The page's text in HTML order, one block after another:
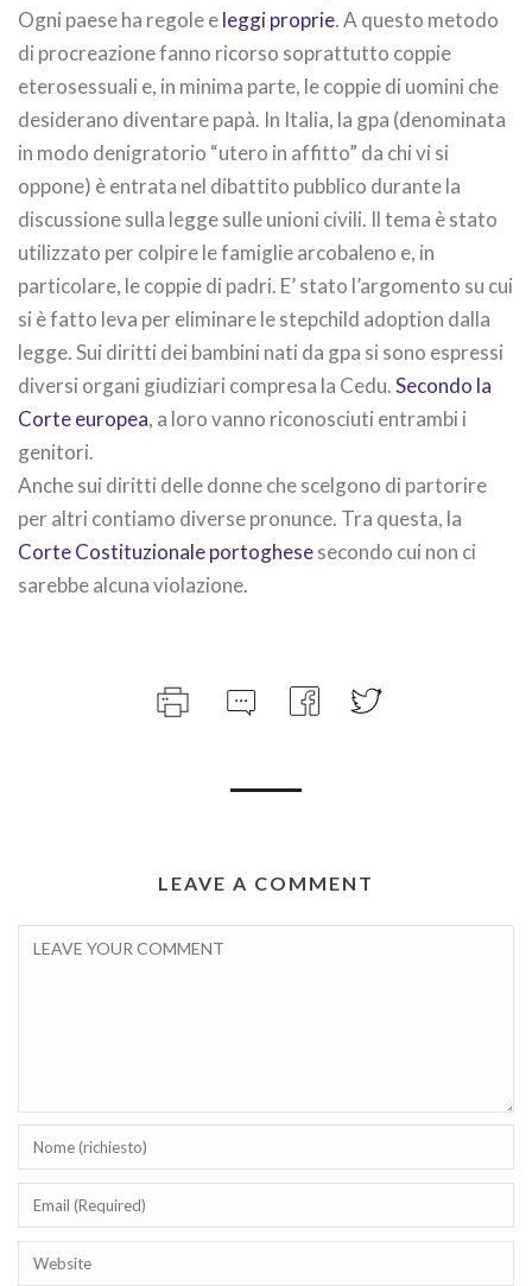
Ogni paese ha regole eleggi proprie. A questo metodo
di procreazione fanno ricorso soprattutto coppie
eterosessuali e, in minima parte, le coppie di uomini che
desiderano diventare papà. In Italia, la gpa (denominata
in modo denigratorio “utero in affitto” da chi vi si
oppone) è entrata nel dibattito pubblico durante la
discussione sulla legge sulle unioni civili. Il tema è stato
utilizzato per colpire le famiglie arcobaleno e, in
particolare, le coppie di padri. E’ stato l’argomento su cui
si è fatto leva per eliminare le stepchild adoption dalla
legge. Sui diritti dei bambini nati da gpa si sono espressi
diversi organi giudiziari compresa la Cedu.Secondo la
Corte europea, a loro vanno riconosciuti entrambi i
genitori.
Anche sui diritti delle donne che scelgono di partorire
per altri contiamo diverse pronunce. Tra questa, la
Corte Costituzionale portoghesesecondo cui non ci
sarebbe alcuna violazione.
LEAVE A COMMENT